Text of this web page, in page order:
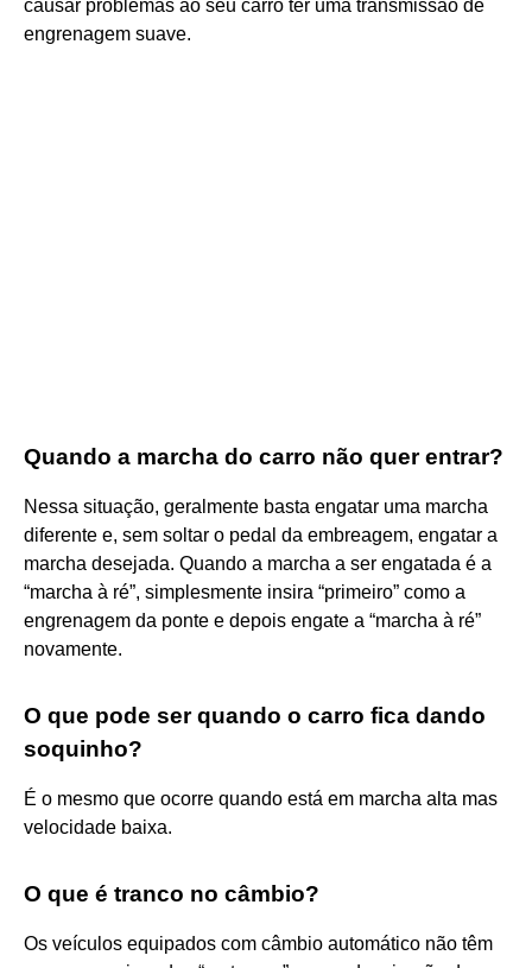
causar problemas ao seu carro ter uma transmissão de
engrenagem suave.
Quando a marcha do carro não quer entrar?
Nessa situação, geralmente basta engatar uma marcha
diferente e, sem soltar o pedal da embreagem, engatar a
marcha desejada. Quando a marcha a ser engatada é a
“marcha à ré”, simplesmente insira “primeiro” como a
engrenagem da ponte e depois engate a “marcha à ré”
novamente.
O que pode ser quando o carro fica dando
soquinho?
É o mesmo que ocorre quando está em marcha alta mas
velocidade baixa.
O que é tranco no câmbio?
Os veículos equipados com câmbio automático não têm